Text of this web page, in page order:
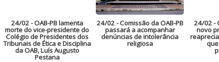
24/02 - OAB-PB lamenta
morte do vice-presidente do
Colégio de Presidentes dos
Tribunais de Ética e Disciplina
da OAB, Luís Augusto
Pestana
24/02 - Comissão da OAB-PB
passará a acompanhar
denúncias de intolerância
religiosa
24/02 -
novo